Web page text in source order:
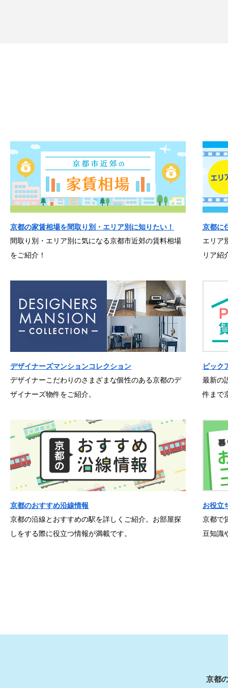
京都の家賃相場を間取り別・エリア別に知りたい！
間取り別・エリア別に気になる京都市近郊の賃料相場
をご紹介！
京都に
エリア
リア紹
デザイナーズマンションコレクション
デザイナーこだわりのさまざまな個性のある京都のデ
ザイナーズ物件をご紹介。
ピック
最新の
件まで
京都のおすすめ沿線情報
京都の沿線とおすすめの駅を詳しくご紹介。お部屋探
しをする際に役立つ情報が満載です。
お役立
京都で
豆知識
京都